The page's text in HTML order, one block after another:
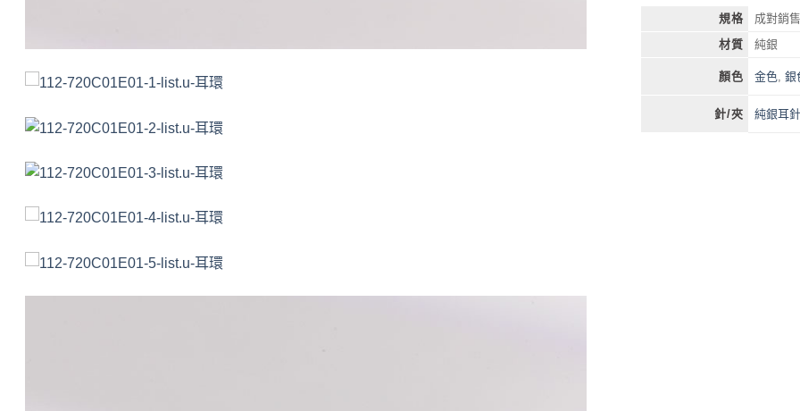
規格
成對銷售
材質
純銀
顏色 金色, 銀
針/夾 純銀耳針